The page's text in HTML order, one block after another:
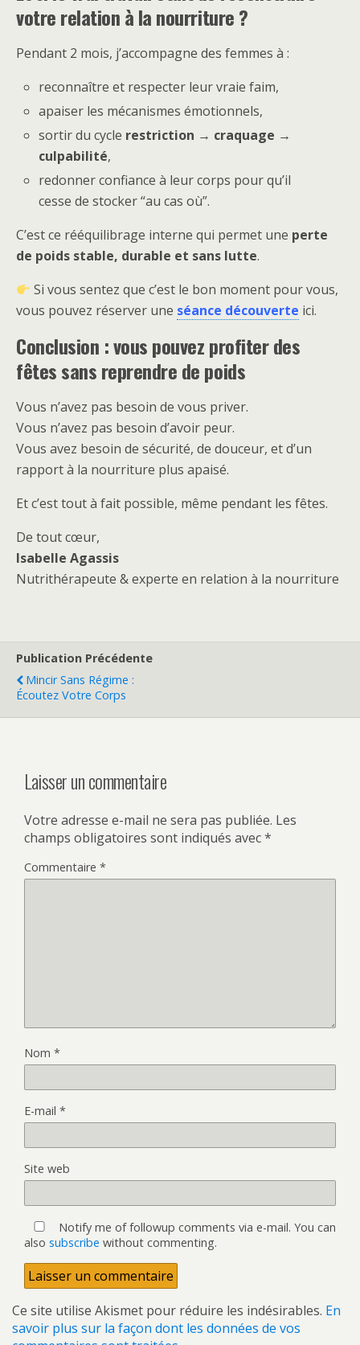
votre relation à la nourriture ?
Pendant 2 mois, j’accompagne des femmes à :
reconnaître et respecter leur vraie faim,
apaiser les mécanismes émotionnels,
sortir du cycle restriction → craquage →
culpabilité,
redonner confiance à leur corps pour qu’il
cesse de stocker “au cas où”.
C’est ce rééquilibrage interne qui permet une perte
de poids stable, durable et sans lutte.
Si vous sentez que c’est le bon moment pour vous,
vous pouvez réserver une séance découverte ici.
Conclusion : vous pouvez profiter des
fêtes sans reprendre de poids
Vous n’avez pas besoin de vous priver.
Vous n’avez pas besoin d’avoir peur.
Vous avez besoin de sécurité, de douceur, et d’un
rapport à la nourriture plus apaisé.
Et c’est tout à fait possible, même pendant les fêtes.
De tout cœur,
Isabelle Agassis
Nutrithérapeute & experte en relation à la nourriture
Publication Précédente
Mincir Sans Régime :
Écoutez Votre Corps
Laisser un commentaire
Votre adresse e-mail ne sera pas publiée. Les
champs obligatoires sont indiqués avec*
Commentaire *
Nom *
E-mail *
Site web
Notify me of followup comments via e-mail. You can
also subscribe without commenting.
Ce site utilise Akismet pour réduire les indésirables. En
savoir plus sur la façon dont les données de vos